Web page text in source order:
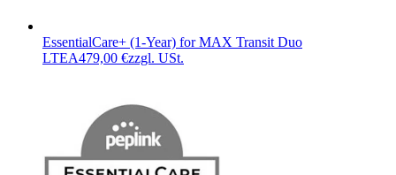
EssentialCare+ (1-Year) for MAX Transit Duo
LTEA479,00 €zzgl. USt.